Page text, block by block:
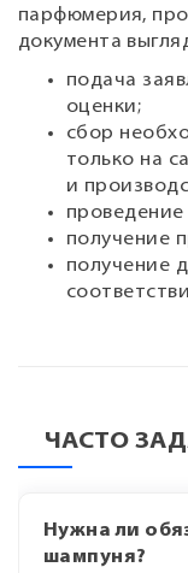
парфюмерия,
документа
подача
оценки;
сбор
только на
и
получение
получение
ЧАСТО
Нужна ли
шампуня?